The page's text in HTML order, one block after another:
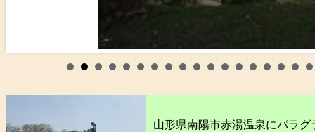
山形県南陽市赤湯温泉にパラ